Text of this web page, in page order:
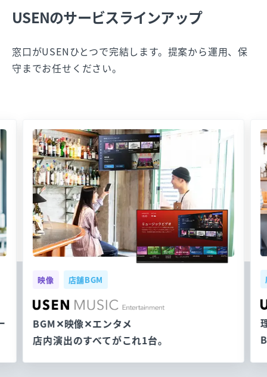
USENのサービスラインアップ
窓口がUSENひとつで完結します。提案から運用、保
守までお任せください。
映像 店舗BGM
BGM✕映像✕エンタメ
店内演出のすべてがこれ1台。